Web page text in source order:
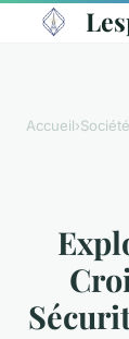
Accueil›Société